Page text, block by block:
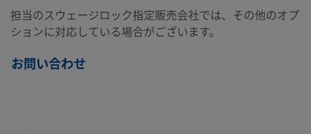
担当のスウェージロック指定販売会社では、その他のオプ
ションに対応している場合がございます。
お問い合わせ